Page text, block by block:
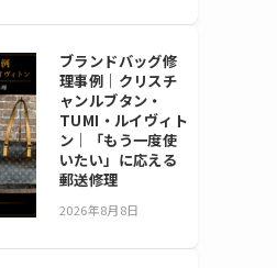
ブランドバッグ修
理事例｜クリスチ
ャンルブタン・
TUMI・ルイヴィト
ン｜「もう一度使
いたい」に応える
郵送修理
2026年8月8日